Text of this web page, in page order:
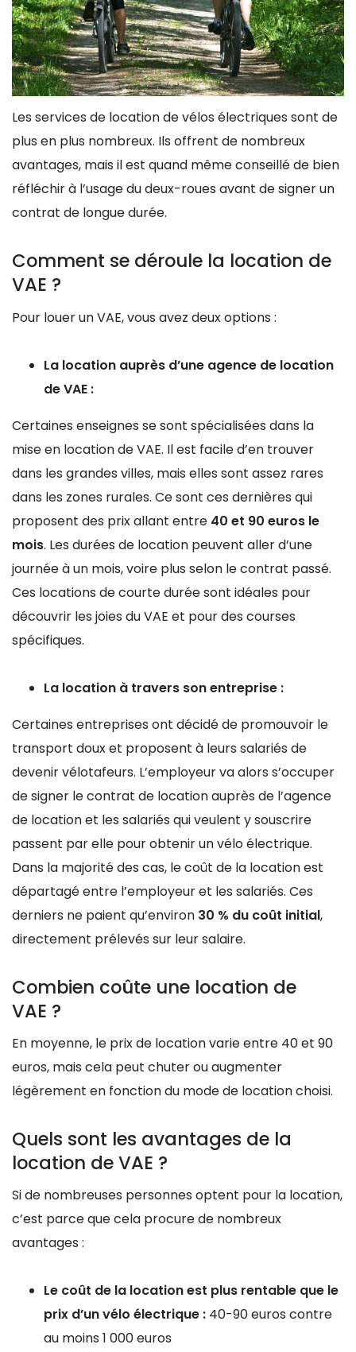
Les services de location de vélos électriques sont de
plus en plus nombreux. Ils offrent de nombreux
avantages, mais il est quand même conseillé de bien
réfléchir à l’usage du deux-roues avant de signer un
contrat de longue durée.
Comment se déroule la location de
VAE ?
Pour louer un VAE, vous avez deux options :
La location auprès d’une agence de location
de VAE :
Certaines enseignes se sont spécialisées dans la
mise en location de VAE. Il est facile d’en trouver
dans les grandes villes, mais elles sont assez rares
dans les zones rurales. Ce sont ces dernières qui
proposent des prix allant entre 40 et 90 euros le
mois. Les durées de location peuvent aller d’une
journée à un mois, voire plus selon le contrat passé.
Ces locations de courte durée sont idéales pour
découvrir les joies du VAE et pour des courses
spécifiques.
La location à travers son entreprise :
Certaines entreprises ont décidé de promouvoir le
transport doux et proposent à leurs salariés de
devenir vélotafeurs. L’employeur va alors s’occuper
de signer le contrat de location auprès de l’agence
de location et les salariés qui veulent y souscrire
passent par elle pour obtenir un vélo électrique.
Dans la majorité des cas, le coût de la location est
départagé entre l’employeur et les salariés. Ces
derniers ne paient qu’environ 30 % du coût initial,
directement prélevés sur leur salaire.
Combien coûte une location de
VAE ?
En moyenne, le prix de location varie entre 40 et 90
euros, mais cela peut chuter ou augmenter
légèrement en fonction du mode de location choisi.
Quels sont les avantages de la
location de VAE ?
Si de nombreuses personnes optent pour la location,
c’est parce que cela procure de nombreux
avantages :
Le coût de la location est plus rentable que le
prix d’un vélo électrique : 40-90 euros contre
au moins 1 000 euros